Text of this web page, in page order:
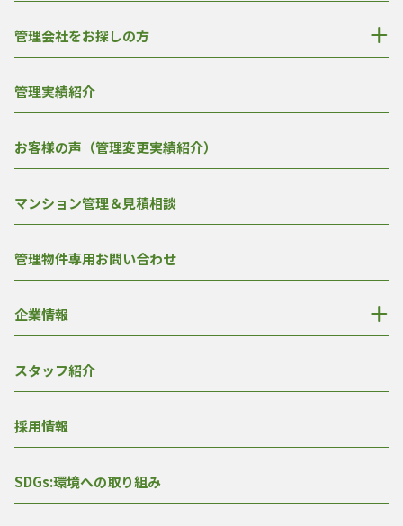
管理会社をお探しの方
管理実績紹介
お客様の声（管理変更実績紹介）
マンション管理＆見積相談
管理物件専用お問い合わせ
企業情報
スタッフ紹介
採用情報
SDGs:環境への取り組み